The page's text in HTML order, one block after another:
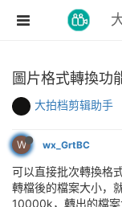
圖片格式轉換功
大拍档剪辑助手
W wx_GrtBC
可以直接批次轉換格
轉檔後的檔案大小，
10000k，轉出的檔